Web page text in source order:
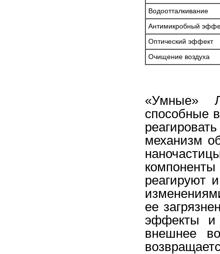
Водоотталкивание
Антимикробный
Оптический эффект
Очищение воздуха
«Умные»
способные
механизм
реагируют
ее
эффекты и
внешнее